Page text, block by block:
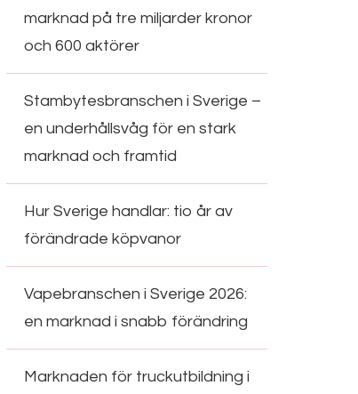
marknad på tre miljarder kronor
och 600 aktörer
Stambytesbranschen i Sverige –
en underhållsvåg för en stark
marknad och framtid
Hur Sverige handlar: tio år av
förändrade köpvanor
Vapebranschen i Sverige 2026:
en marknad i snabb förändring
Marknaden för truckutbildning i